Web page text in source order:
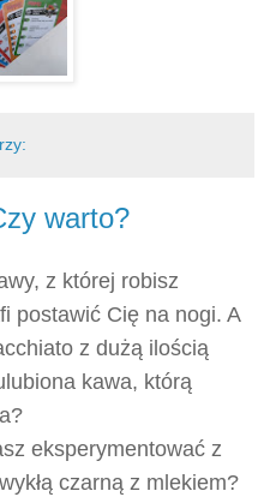
warto?
z której robisz
postawić Cię na nogi. A
z dużą ilością
kawa, którą
eksperymentować z
czarną z mlekiem?